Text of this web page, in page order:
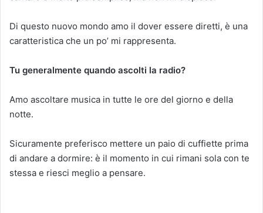
Di questo nuovo mondo amo il dover essere diretti, è una
caratteristica che un po’ mi rappresenta.
Tu generalmente quando ascolti la radio?
Amo ascoltare musica in tutte le ore del giorno e della
notte.
Sicuramente preferisco mettere un paio di cuffiette prima
di andare a dormire: è il momento in cui rimani sola con te
stessa e riesci meglio a pensare.